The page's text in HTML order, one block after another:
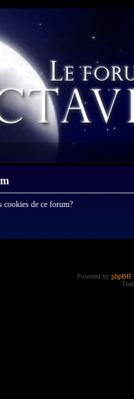
cookies de ce forum?
Powered by phpBB